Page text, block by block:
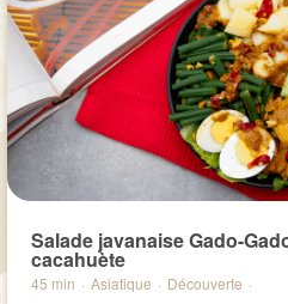
Salade javanaise Gado-
cacahuète​
45 min · Asiatique · Découverte ·